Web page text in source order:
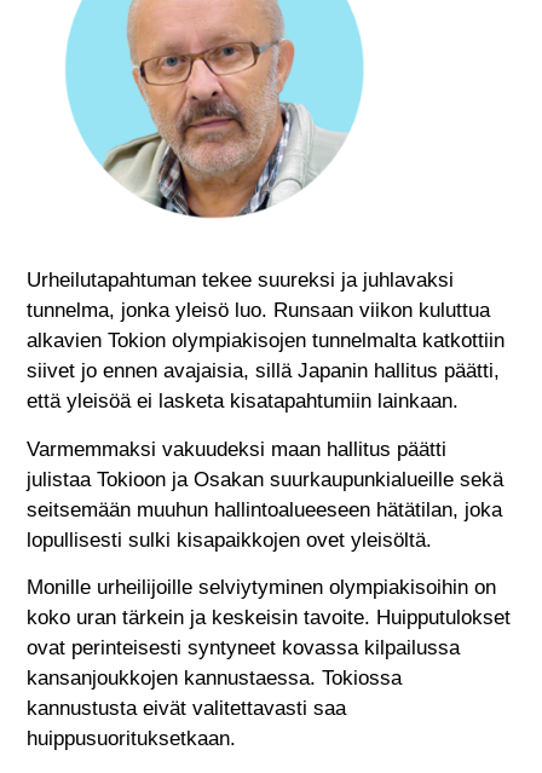
Urheilutapahtuman tekee suureksi ja juhlavaksi
tunnelma, jonka yleisö luo. Runsaan viikon kuluttua
alkavien Tokion olympiakisojen tunnelmalta katkottiin
siivet jo ennen avajaisia, sillä Japanin hallitus päätti,
että yleisöä ei lasketa kisatapahtumiin lainkaan.
Varmemmaksi vakuudeksi maan hallitus päätti
julistaa Tokioon ja Osakan suurkaupunkialueille sekä
seitsemään muuhun hallintoalueeseen hätätilan, joka
lopullisesti sulki kisapaikkojen ovet yleisöltä.
Monille urheilijoille selviytyminen olympiakisoihin on
koko uran tärkein ja keskeisin tavoite. Huipputulokset
ovat perinteisesti syntyneet kovassa kilpailussa
kansanjoukkojen kannustaessa. Tokiossa
kannustusta eivät valitettavasti saa
huippusuorituksetkaan.